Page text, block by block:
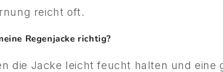
reicht oft.
Regenjacke richtig?
die Jacke leicht feucht halten und eine